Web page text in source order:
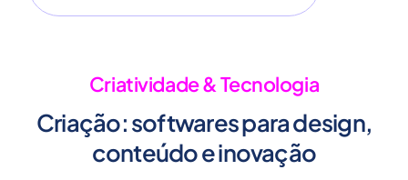
Criatividade & Tecnologia
Criação: softwares para design,
conteúdo e inovação